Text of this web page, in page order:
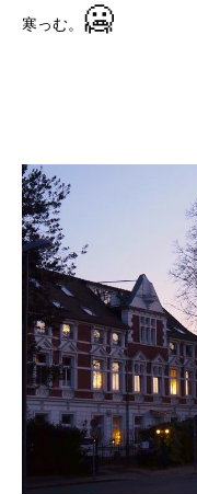
寒っむ。 🥶